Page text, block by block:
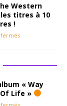
Western
titres à 10
!
« Way
Life »